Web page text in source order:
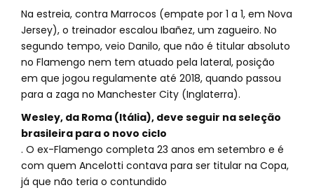
Na estreia, contra Marrocos (empate por 1 a 1, em Nova
Jersey), o treinador escalou Ibañez, um zagueiro. No
segundo tempo, veio Danilo, que não é titular absoluto
no Flamengo nem tem atuado pela lateral, posição
em que jogou regulamente até 2018, quando passou
para a zaga no Manchester City (Inglaterra).
Wesley, da Roma (Itália), deve seguir na seleção
brasileira para o novo ciclo
. O ex-Flamengo completa 23 anos em setembro e é
com quem Ancelotti contava para ser titular na Copa,
já que não teria o contundido